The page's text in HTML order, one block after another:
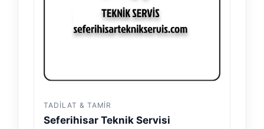
TADILAT & TAMIR
Seferihisar Teknik Servisi